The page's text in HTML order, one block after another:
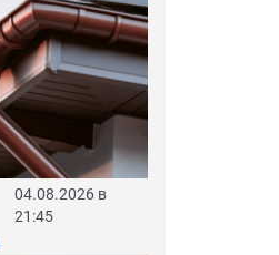
04.08.2026 в
21:45